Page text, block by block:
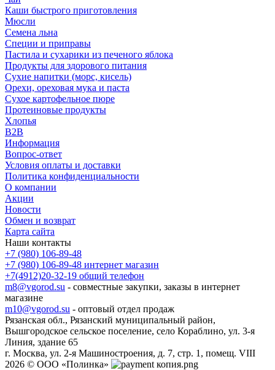
Каши быстрого приготовления
Мюсли
Семена льна
Специи и приправы
Пастила и сухарики из печеного яблока
Продукты для здорового питания
Сухие напитки (морс, кисель)
Орехи, ореховая мука и паста
Сухое картофельное пюре
Протеиновые продукты
Хлопья
B2B
Информация
Вопрос-ответ
Условия оплаты и доставки
Политика конфиденциальности
О компании
Акции
Новости
Обмен и возврат
Карта сайта
Наши контакты
+7 (980) 106-89-48
+7 (980) 106-89-48 интернет магазин
+7(4912)20-32-19 общий телефон
m8@vgorod.su - совместные закупки, заказы в интернет
магазине
m10@vgorod.su - оптовый отдел продаж
Рязанская обл., Рязанский муниципальный район,
Вышгородское сельское поселение, село Кораблино, ул. 3-я
Линия, здание 65
г. Москва, ул. 2-я Машиностроения, д. 7, стр. 1, помещ. VIII
2026 © ООО «Полинка»